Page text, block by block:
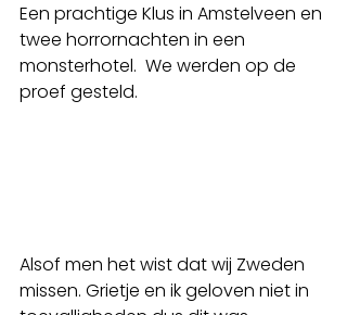
Een prachtige Klus in Amstelveen en
twee horrornachten in een
monsterhotel.  We werden op de
proef gesteld.
Alsof men het wist dat wij Zweden
missen. Grietje en ik geloven niet in